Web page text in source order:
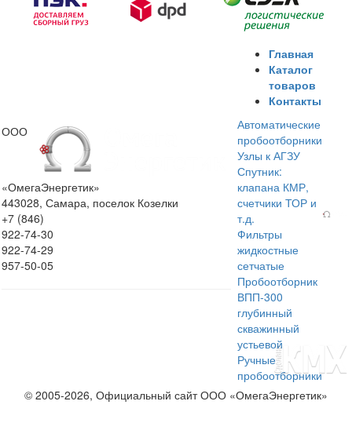
ООО
«ОмегаЭнергетик»
443028, Самара, поселок Козелки
+7 (846)
922-74-30
922-74-29
957-50-05
Главная
Каталог
товаров
Контакты
Автоматические
пробоотборники
Узлы к АГЗУ
Спутник:
клапана КМР,
счетчики ТОР и
т.д.
Фильтры
жидкостные
сетчатые
Пробоотборник
ВПП-300
глубинный
скважинный
устьевой
Ручные
пробоотборники
© 2005-2026, Официальный сайт ООО «ОмегаЭнергетик»